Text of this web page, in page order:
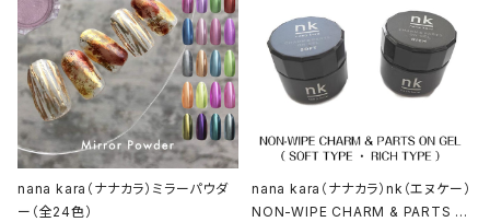
nana kara（ナナカラ）ミラーパウダ
ー（全24色）
nana kara（ナナカラ）nk（エヌケー）
NON-WIPE CHARM & PARTS O